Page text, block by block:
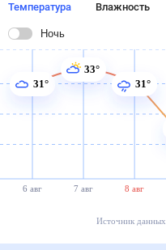
Температура Влажность
Ночь
6 авг 7 авг 8 авг
31°
33°
31°
Источник данных